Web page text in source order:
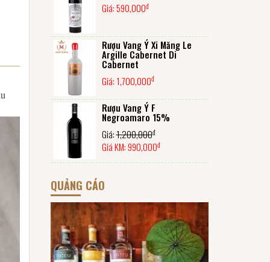
Giá:590,000đ
Rượu Vang Ý Xi Măng Le
Argille Cabernet Di
Cabernet
Giá: 1,700,000đ
Rượu Vang Ý F
Negroamaro 15%
Giá:1,200,000đ
Giá KM:990,000đ
QUẢNG CÁO